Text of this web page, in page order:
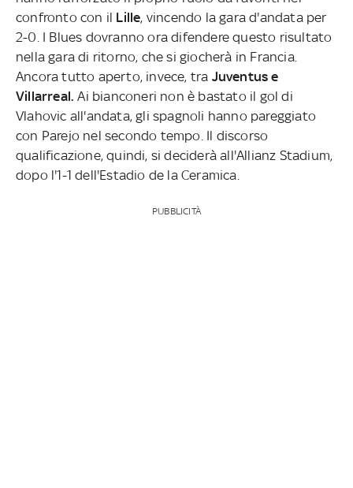
confronto con il Lille, vincendo la gara d'andata per
2-0. I Blues dovranno ora difendere questo risultato
nella gara di ritorno, che si giocherà in Francia.
Ancora tutto aperto, invece, tra Juventus e
Villarreal.Ai bianconeri non è bastato il gol di
Vlahovic all'andata, gli spagnoli hanno pareggiato
con Parejo nel secondo tempo. Il discorso
qualificazione, quindi, si deciderà all'Allianz Stadium,
dopo l'1-1 dell'Estadio de la Ceramica.
PUBBLICITÀ